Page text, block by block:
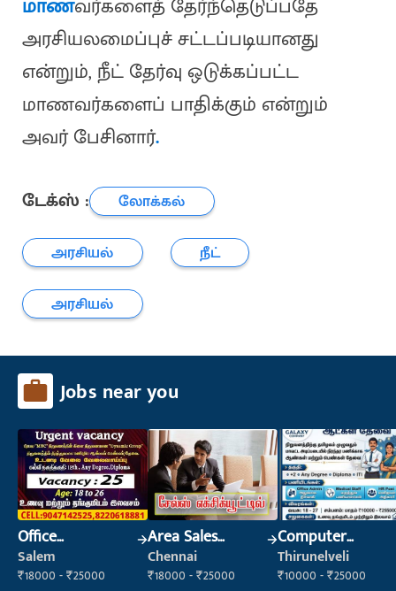
மாணவர்களைத் தேர்ந்தெடுப்பதே
அரசியலமைப்புச் சட்டப்படியானது
என்றும், நீட் தேர்வு ஒடுக்கப்பட்ட
மாணவர்களைப் பாதிக்கும் என்றும்
அவர் பேசினார்.
டேக்ஸ் :
லோக்கல்
அரசியல்
நீட்
அரசியல்
Jobs near you
Office
Maintenance
Staff
Salem
₹18000 - ₹25000
Area Sales
Executive
Chennai
₹18000 - ₹25000
Computer
Operator
Thirunelveli
₹10000 - ₹25000